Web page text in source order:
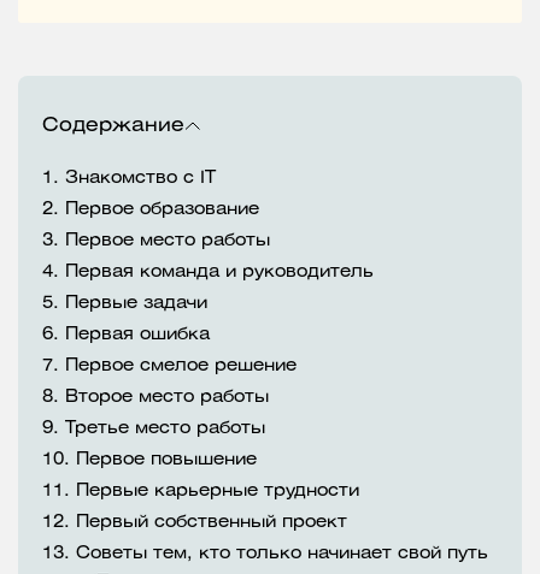
Содержание
1. Знакомство с IT
2.
Первое образование
3.
Первое место работы
4.
Первая команда и руководитель
5.
Первые задачи
6.
Первая ошибка
7.
Первое смелое решение
8.
Второе место работы
9.
Третье место работы
10.
Первое повышение
11.
Первые карьерные трудности
12.
Первый собственный проект
13. Советы тем, кто только начинает свой путь